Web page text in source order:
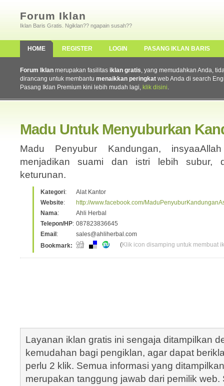
Forum Iklan
Iklan Baris Gratis. Ngiklan?? ngapain susah??
HOME REGISTER LOGIN PASANG IKLAN BARIS
Forum Iklan merupakan fasilitas iklan gratis, yang memudahkan Anda,
dirancang untuk membantu menaikkan peringkat web Anda di search
Pasang Iklan Premium kini lebih mudah lagi, klik disini.
Madu Untuk Menyuburkan
Madu Penyubur Kandungan,
menjadikan suami dan istri lebih subur,
keturunan.
Kategori:
Alat Kantor
Website:
http://www.facebook.com/
Nama:
Ahli Herbal
Telepon/HP: 087823836645
Email :
sales@ahliherbal.com
Bookmark:
(Klik icon disamping untuk membuat
Layanan iklan gratis ini sengaja ditampilkan
kemudahan bagi pengiklan, agar dapat
perlu 2 klik. Semua informasi yang
merupakan tanggung jawab dari pemilik